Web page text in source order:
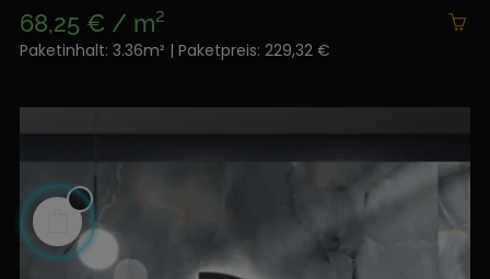
68,25 € / m²
Paketinhalt: 3.36m² | Paketpreis: 229,32 €